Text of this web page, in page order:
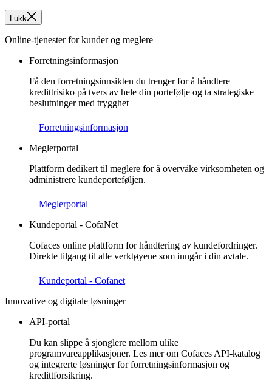
Lukk
Online-tjenester for kunder og meglere
Forretningsinformasjon
Få den forretningsinnsikten du trenger for å håndtere
kredittrisiko på tvers av hele din portefølje og ta strategiske
beslutninger med trygghet
Forretningsinformasjon
Meglerportal
Plattform dedikert til meglere for å overvåke virksomheten og
administrere kundeporteføljen.
Meglerportal
Kundeportal - CofaNet
Cofaces online plattform for håndtering av kundefordringer.
Direkte tilgang til alle verktøyene som inngår i din avtale.
Kundeportal - Cofanet
Innovative og digitale løsninger
API-portal
Du kan slippe å sjonglere mellom ulike
programvareapplikasjoner. Les mer om Cofaces API-katalog
og integrerte løsninger for forretningsinformasjon og
kredittforsikring.